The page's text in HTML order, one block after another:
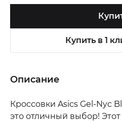
Купить в 1
Описание
Кроссовки Asics Gel-Nyc
это отличный выбор!